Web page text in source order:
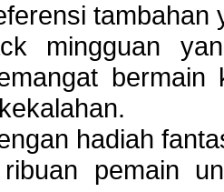
tambahan
mingguan
bermain
hadiah
pemain